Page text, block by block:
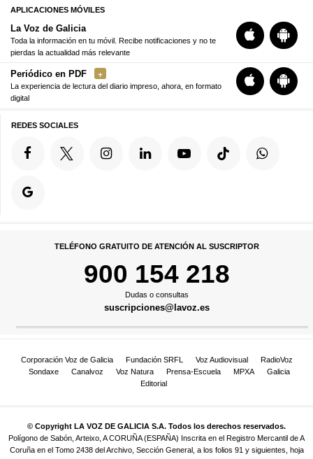
APLICACIONES MÓVILES
La Voz de Galicia
Toda la información en tu móvil. Recibe notificaciones y no te
pierdas la actualidad más relevante
Periódico en PDF
La experiencia de lectura del diario impreso, ahora, en formato
digital
REDES SOCIALES
TELÉFONO GRATUITO DE ATENCIÓN AL SUSCRIPTOR
900 154 218
Dudas o consultas
suscripciones@lavoz.es
Corporación Voz de Galicia Fundación SRFL Voz Audiovisual
RadioVoz
Sondaxe
Canalvoz Voz Natura Prensa-Escuela MPXA
Galicia
Editorial
© Copyright LA VOZ DE GALICIA S.A. Todos los derechos reservados.
Polígono de Sabón, Arteixo, A CORUÑA (ESPAÑA) Inscrita en el Registro Mercantil de A
Coruña en el Tomo 2438 del Archivo, Sección General, a los folios 91 y siguientes, hoja